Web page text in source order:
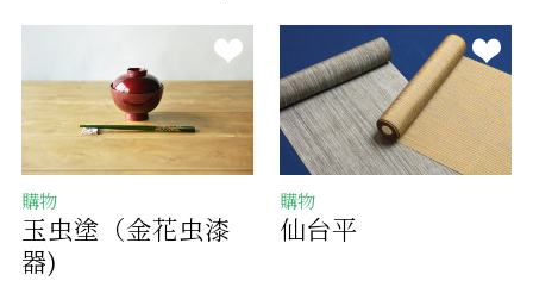
購物
玉虫塗（金花虫漆
器)
購物
仙台平